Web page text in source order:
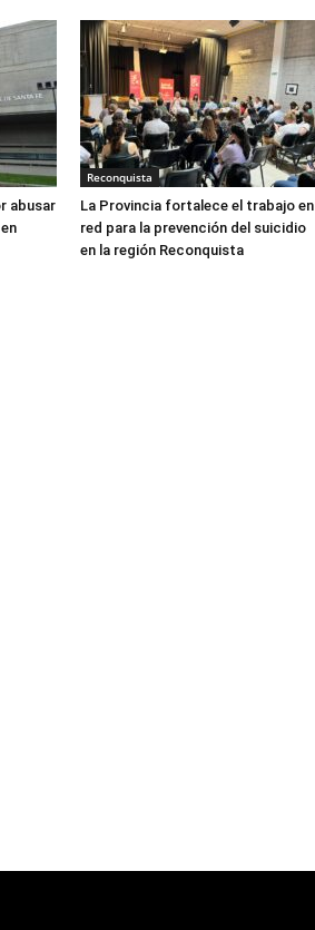
abusar
Reconquista
La Provincia fortalece el trabajo en
red para la prevención del suicidio
en la región Reconquista